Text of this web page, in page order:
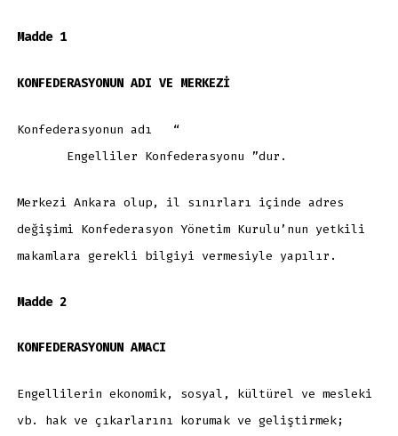
Madde 1
KONFEDERASYONUN ADI VE MERKEZİ
Konfederasyonun adı “
Engelliler Konfederasyonu ”dur.
Merkezi Ankara olup, il sınırları içinde adres
değişimi Konfederasyon Yönetim Kurulu’nun yetkili
makamlara gerekli bilgiyi vermesiyle yapılır.
Madde 2
KONFEDERASYONUN AMACI
Engellilerin ekonomik, sosyal, kültürel ve mesleki
vb. hak ve çıkarlarını korumak ve geliştirmek;